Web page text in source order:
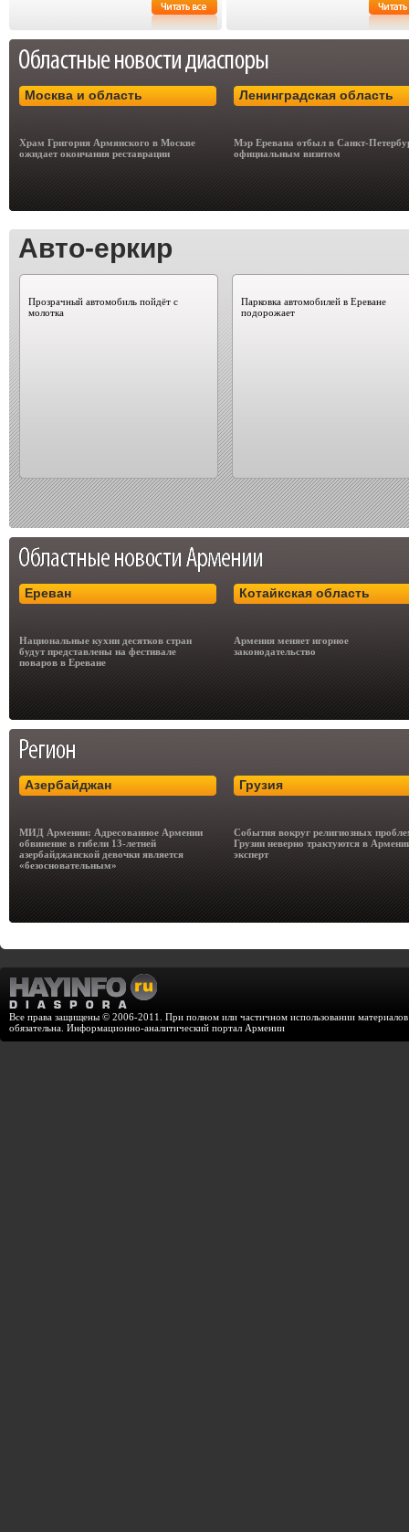
Москва и область
Храм Григория Армянского в Москве
ожидает окончания реставрации
Ленинградская область
Мэр Еревана отбыл в Санкт-
официальным визитом
Авто-еркир
Прозрачный автомобиль пойдёт с
молотка
Парковка автомобилей в Ереване
подорожает
Ереван
Национальные кухни десятков стран
будут представлены на фестивале
поваров в Ереване
Котайкская область
Армения меняет игорное
законодательство
Азербайджан
МИД Армении: Адресованное Армении
обвинение в гибели 13-летней
азербайджанской девочки является
«безосновательным»
Грузия
События вокруг религиозных
Грузии неверно трактуются в
эксперт
Все права защищены © 2006-2011. При полном или частичном использовании
обязательна. Информационно-аналитический портал Армении